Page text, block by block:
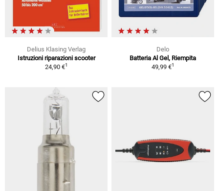
Delius Klasing Verlag
Istruzioni riparazioni scooter
24,90 €1
Delo
Batteria Al Gel, Riempita
49,99 €1